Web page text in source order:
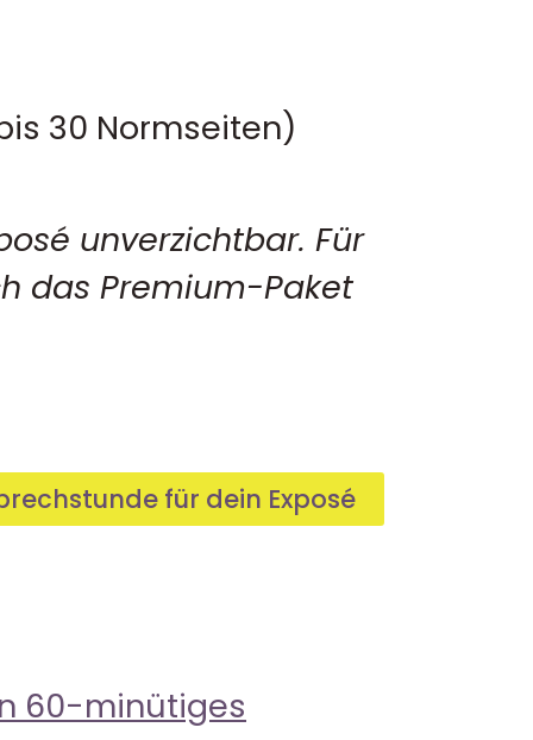
30 Normseiten)
unverzichtbar. Für
das Premium-Paket
für dein Exposé
60-minütiges